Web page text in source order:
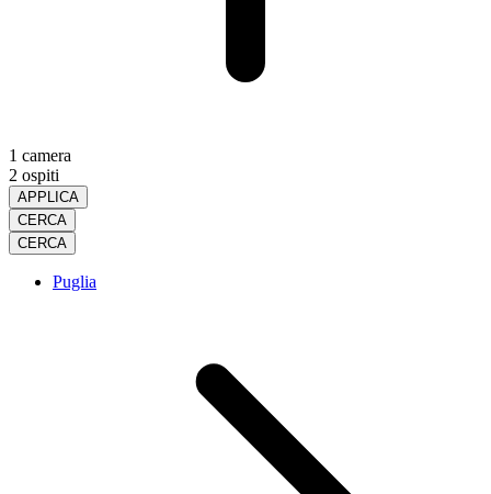
1 camera
2 ospiti
APPLICA
CERCA
CERCA
Puglia